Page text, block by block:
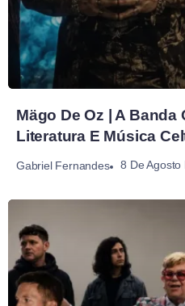
Mägo De Oz | A
Literatura E Música
Gabriel Fernandes 8 De Agosto